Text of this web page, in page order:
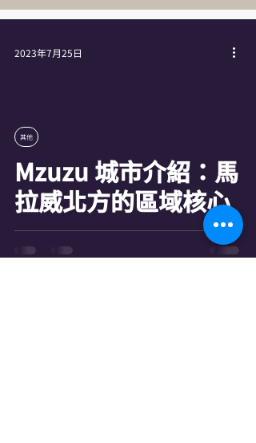
Mzuzu 城市介紹：馬
拉威北方的區域核心
其他
2023年7月25日